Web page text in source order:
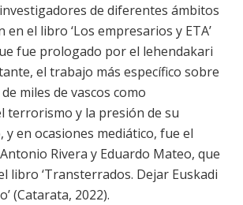
de diferentes ámbitos
el libro ‘Los empresarios y ETA’
fue prologado por el lehendakari
el trabajo más específico sobre
miles de vascos como
terrorismo y la presión de su
en ocasiones mediático, fue el
Rivera y Eduardo Mateo, que
libro ‘Transterrados. Dejar Euskadi
(Catarata, 2022).